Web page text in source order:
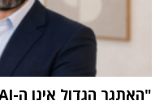
"האתגר הגדול אינו ה-AI אלא הטמעתה בארגון"